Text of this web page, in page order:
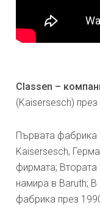
Classen –
(Kaisersesch) през
Първата фабрика
Kaisersesch,
фирмата;
намира в Baruth;
фабрика през